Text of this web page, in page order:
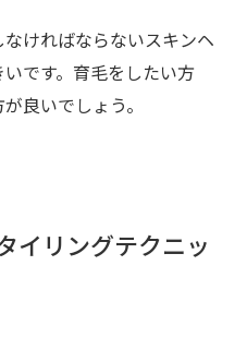
ければならないスキンヘ
です。育毛をしたい方
良いでしょう。
イリングテクニッ